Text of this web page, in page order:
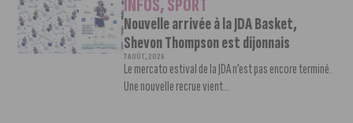
INFOS,SPORT
Nouvelle arrivée à la JDA Basket,
Shevon Thompson est dijonnais
7 AOÛT, 2026
Le mercato estival de la JDA n’est pas encore terminé.
Une nouvelle recrue vient...